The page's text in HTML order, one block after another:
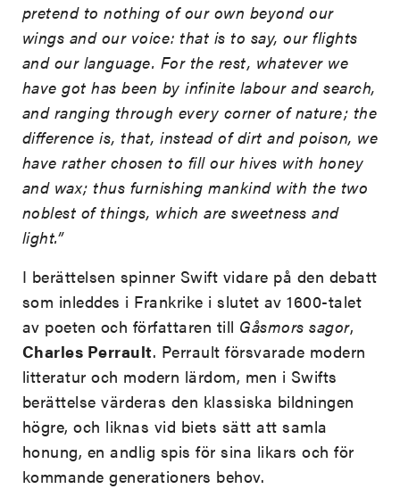
pretend to nothing of our own beyond our
wings and our voice: that is to say, our flights
and our language. For the rest, whatever we
have got has been by infinite labour and search,
and ranging through every corner of nature; the
difference is, that, instead of dirt and poison, we
have rather chosen to fill our hives with honey
and wax; thus furnishing mankind with the two
noblest of things, which are sweetness and
light.”
I berättelsen spinner Swift vidare på den debatt
som inleddes i Frankrike i slutet av 1600-talet
av poeten och författaren till Gåsmors sagor,
Charles Perrault. Perrault försvarade modern
litteratur och modern lärdom, men i Swifts
berättelse värderas den klassiska bildningen
högre, och liknas vid biets sätt att samla
honung, en andlig spis för sina likars och för
kommande generationers behov.